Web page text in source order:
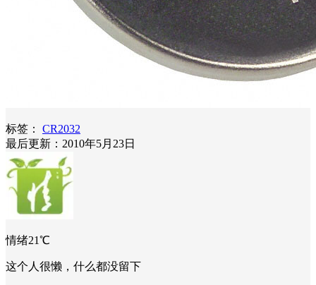
标签：
CR2032
最后更新：2010年5月23日
情绪21℃
这个人很懒，什么都没留下